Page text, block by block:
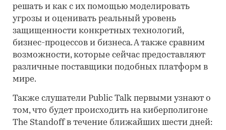
решать и как с их помощью моделировать
угрозы и оценивать реальный уровень
защищенности конкретных технологий,
бизнес-процессов и бизнеса. А также сравним
возможности, которые сейчас предоставляют
различные поставщики подобных платформ в
мире.
Также слушатели Public Talk первыми узнают о
том, что будет происходить на киберполигоне
The Standoff в течение ближайших шести дней: